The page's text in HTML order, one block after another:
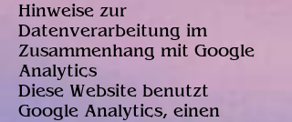
Hinweise zur
Datenverarbeitung im
Zusammenhang mit Google
Analytics
Diese Website benutzt
Google Analytics, einen